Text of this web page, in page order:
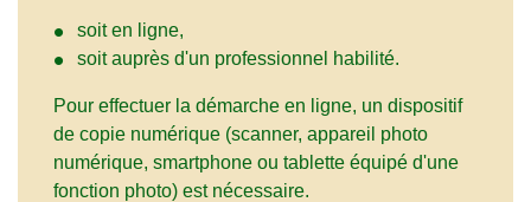
soit en ligne,
soit auprès d'un professionnel habilité.
Pour effectuer la démarche en ligne, un dispositif
de copie numérique (scanner, appareil photo
numérique, smartphone ou tablette équipé d'une
fonction photo) est nécessaire.